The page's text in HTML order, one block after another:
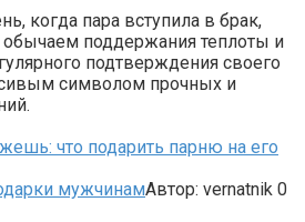
когда пара вступила в брак,
поддержания теплоты и
подтверждения своего
символом прочных и
что подарить парню на его
мужчинамАвтор: vernatnik 0